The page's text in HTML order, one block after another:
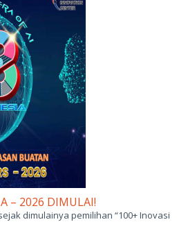
– 2026 DIMULAI!
dimulainya pemilihan “100+ Inovasi